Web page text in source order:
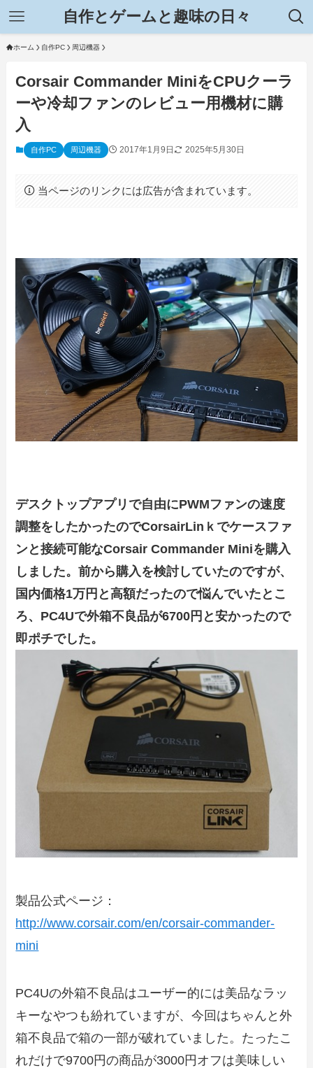
自作とゲームと趣味の日々
ホーム 自作PC 周辺機器
Corsair Commander MiniをCPUクーラ
ーや冷却ファンのレビュー用機材に購
入
自作PC 周辺機器 2017年1月9日 2025年5月30日
当ページのリンクには広告が含まれています。
デスクトップアプリで自由にPWMファンの速度
調整をしたかったのでCorsairLinｋでケースファ
ンと接続可能なCorsair Commander Miniを購入
しました。前から購入を検討していたのですが、
国内価格1万円と高額だったので悩んでいたとこ
ろ、PC4Uで外箱不良品が6700円と安かったので
即ポチでした。
製品公式ページ：
http://www.corsair.com/en/corsair-commander-
mini
PC4Uの外箱不良品はユーザー的には美品なラッ
キーなやつも紛れていますが、今回はちゃんと外
箱不良品で箱の一部が破れていました。たったこ
れだけで9700円の商品が3000円オフは美味しい